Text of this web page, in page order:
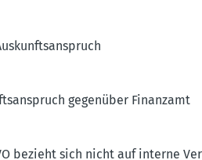
gegenüber Finanzamt
bezieht sich nicht auf interne